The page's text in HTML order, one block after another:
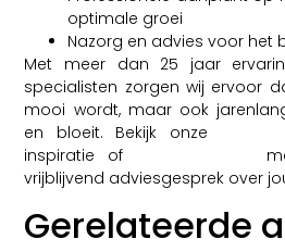
optimale groei
Nazorg en advies voor het
Met meer dan 25 jaar
specialisten zorgen wij ervoor
mooi wordt, maar ook
en bloeit. Bekijk onze
inspiratie of
vrijblijvend adviesgesprek over
Gerelateerde